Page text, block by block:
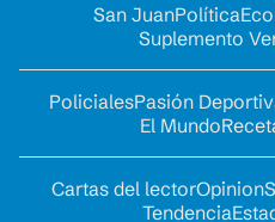
San JuanPolítica
Suplemento
PolicialesPasión
El Mundo
Cartas del lectorOpinion
Tendencia